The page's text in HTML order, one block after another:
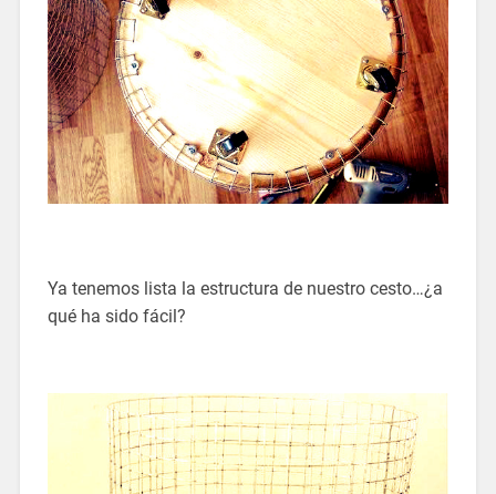
Ya tenemos lista la estructura de nuestro cesto…¿a
qué ha sido fácil?